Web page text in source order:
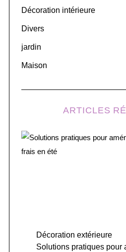
:
Décoration intérieure
Divers
jardin
Maison
ARTICLES
Décoration extérieure
Solutions pratiques pour